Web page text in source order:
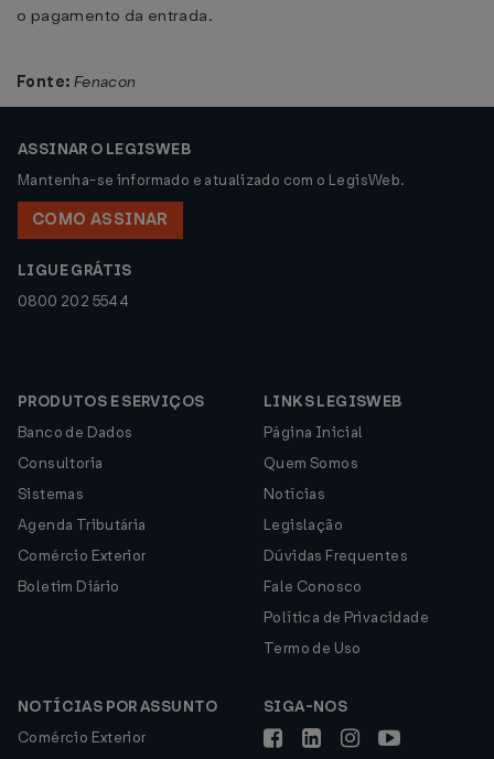
o pagamento da entrada.
Fonte: Fenacon
ASSINAR O LEGISWEB
Mantenha-se informado e atualizado com o LegisWeb.
COMO ASSINAR
LIGUE GRÁTIS
0800 202 5544
PRODUTOS E SERVIÇOS
Banco de Dados
Consultoria
Sistemas
Agenda Tributária
Comércio Exterior
Boletim Diário
LINKS LEGISWEB
Página Inicial
Quem Somos
Notícias
Legislação
Dúvidas Frequentes
Fale Conosco
Política de Privacidade
Termo de Uso
NOTÍCIAS POR ASSUNTO
Comércio Exterior
SIGA-NOS